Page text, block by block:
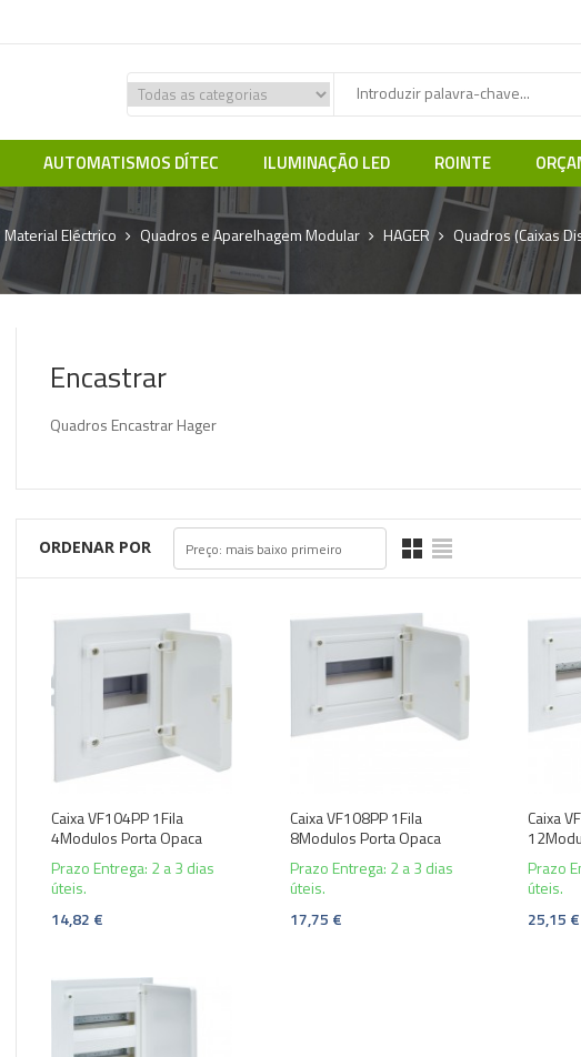
AUTOMATISMOS DÍTEC ILUMINAÇÃO LED ROINTE
Material Eléctrico Quadros e Aparelhagem Modular HAGER Quadros (Caixas
Encastrar
Quadros Encastrar Hager
ORDENAR POR Preço: mais baixo primeiro
Caixa VF104PP 1Fila
4Modulos Porta Opaca
Prazo Entrega: 2 a 3 dias
úteis.
14,82 €
Caixa VF108PP 1Fila
8Modulos Porta Opaca
Prazo Entrega: 2 a 3 dias
úteis.
17,75 €
Caixa
Prazo
úteis.
25,15 €